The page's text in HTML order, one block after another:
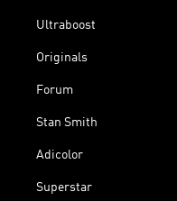
Ultraboost
Originals
Forum
Stan Smith
Adicolor
Superstar